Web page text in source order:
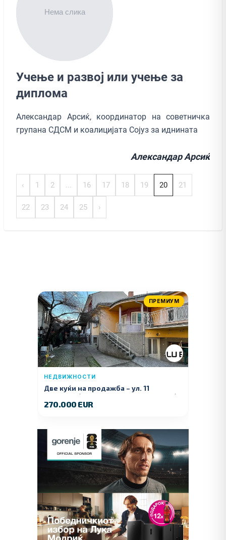
Учење и развој или учење за
диплома
Александар Арсиќ, координатор на советничка
групана СДСМ и коалицијата Сојуз за иднината
Александар Арсиќ
‹ 1 2 ... 16 17 18 19 20 21
22 23 24 25 ›
ПРЕМИУМ
НЕДВИЖНОСТИ
Две куќи на продажба – ул. 11
Ноември (Наспроти Селман Туризам)
270.000 EUR